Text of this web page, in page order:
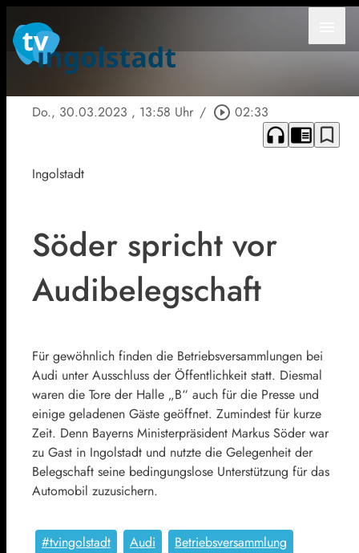
Do., 30.03.2023 , 13:58 Uhr / play_circle_outline 02:33
headphones chrome_reader_mode bookmark_border
Ingolstadt
Söder spricht vor
Audibelegschaft
Für gewöhnlich finden die Betriebsversammlungen bei
Audi unter Ausschluss der Öffentlichkeit statt. Diesmal
waren die Tore der Halle „B“ auch für die Presse und
einige geladenen Gäste geöffnet. Zumindest für kurze
Zeit. Denn Bayerns Ministerpräsident Markus Söder war
zu Gast in Ingolstadt und nutzte die Gelegenheit der
Belegschaft seine bedingungslose Unterstützung für das
Automobil zuzusichern.
#tvingolstadt Audi
Betriebsversammlung